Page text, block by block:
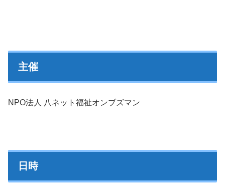
主催
NPO法人 八ネット福祉オンブズマン
日時